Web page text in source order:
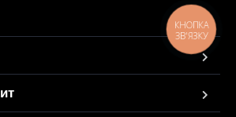
КНОПКА
ЗВ'ЯЗКУ